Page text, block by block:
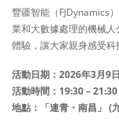
豐疆智能（FJDynamics
業和大數據處理的機械
體驗，讓大家親身感受科
活動日期：2026年3月9
活動時間：19:30 – 21:30 ​
地點：「連青・南昌」 (